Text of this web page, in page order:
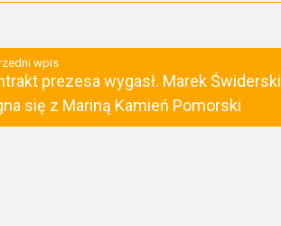
wpis
prezesa wygasł. Marek Świderski
się z Mariną Kamień Pomorski